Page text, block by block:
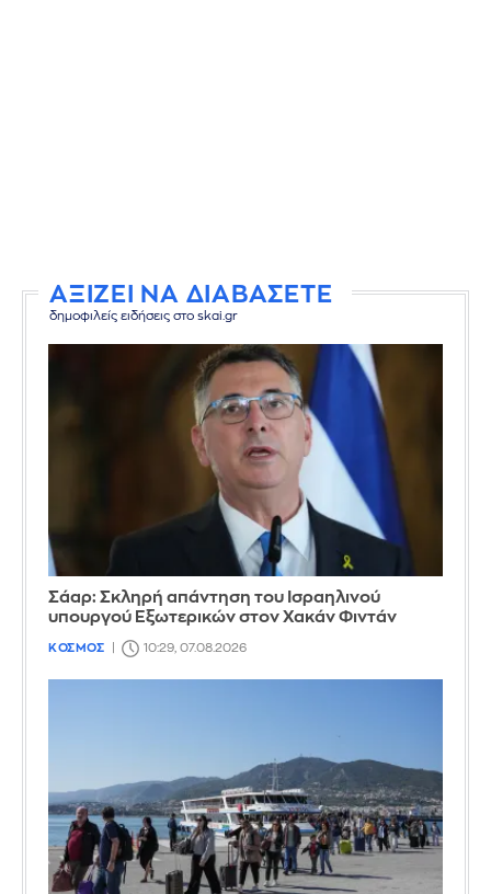
ΑΞΙΖΕΙ ΝΑ ΔΙΑΒΑΣΕΤΕ
δημοφιλείς ειδήσεις στο skai.gr
Σάαρ: Σκληρή απάντηση του Ισραηλινού
υπουργού Εξωτερικών στον Χακάν Φιντάν
ΚΟΣΜΟΣ 10:29, 07.08.2026